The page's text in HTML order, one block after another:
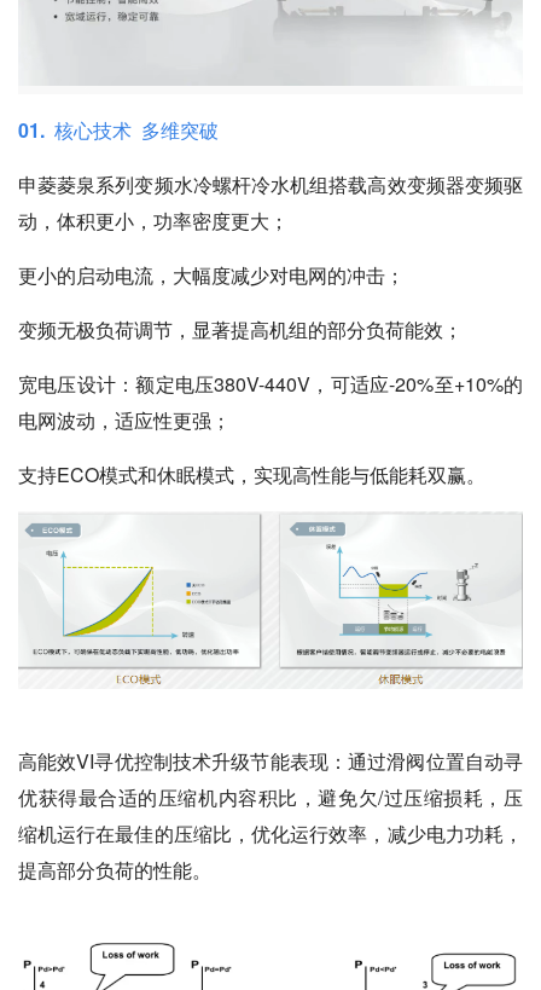
01. 核心技术 多维突破
申菱菱泉系列变频水冷螺杆冷水机组搭载高效变频器变频驱
动，体积更小，功率密度更大；
更小的启动电流，大幅度减少对电网的冲击；
变频无极负荷调节，显著提高机组的部分负荷能效；
宽电压设计：额定电压380V-440V，可适应-20%至+10%的
电网波动，适应性更强；
支持ECO模式和休眠模式，实现高性能与低能耗双赢。
高能效VI寻优控制技术升级节能表现：通过滑阀位置自动寻
优获得最合适的压缩机内容积比，避免欠/过压缩损耗，压
缩机运行在最佳的压缩比，优化运行效率，减少电力功耗，
提高部分负荷的性能。